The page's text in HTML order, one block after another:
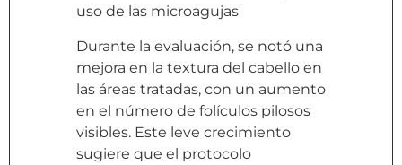
uso de las microagujas
Durante la evaluación, se notó una
mejora en la textura del cabello en
las áreas tratadas, con un aumento
en el número de folículos pilosos
visibles. Este leve crecimiento
sugiere que el protocolo